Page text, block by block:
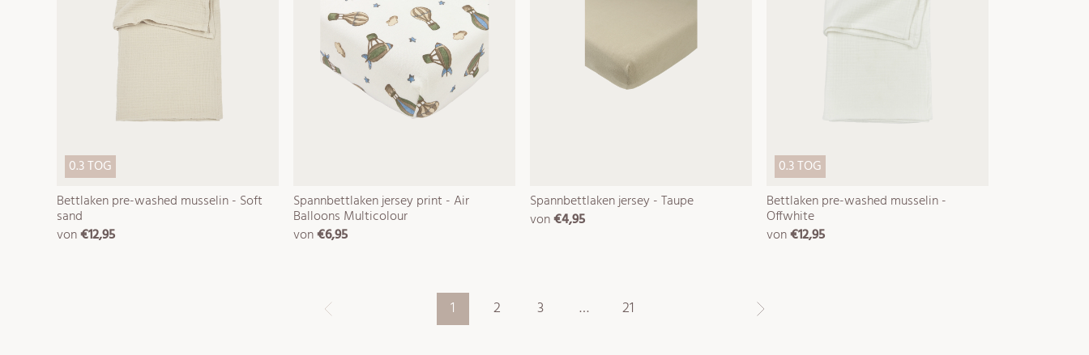
0.3 TOG
Bettlaken pre-washed musselin - Soft
sand
normaler
von€12,95
Spannbettlaken jersey print - Air
Balloons Multicolour
normaler
von€6,95
Spannbettlaken jersey - Taupe
normaler
von€4,95
0.3 TOG
Bettlaken pre-washed musselin -
Offwhite
normaler
von€12,95
1 2 3 … 21